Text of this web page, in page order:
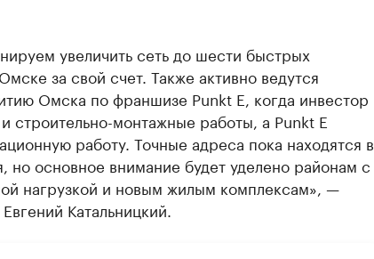
увеличить сеть до шести быстрых
за свой счет. Также активно ведутся
Омска по франшизе Punkt E, когда инвестор
строительно-монтажные работы, а Punkt E
работу. Точные адреса пока находятся в
но основное внимание будет уделено районам с
нагрузкой и новым жилым комплексам», —
Катальницкий.